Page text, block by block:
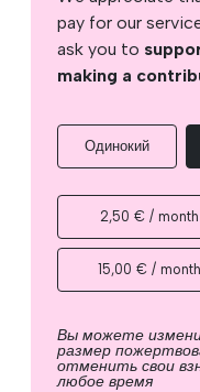
pay for our
ask you to
making a
Одинокий
2,50 € / month
15,00 € / month
Вы можете
размер
отменить свои
любое время